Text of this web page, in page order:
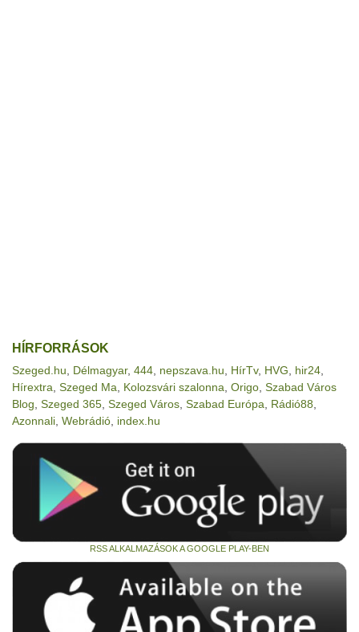
HÍRFORRÁSOK
Szeged.hu Délmagyar, 444 nepszava.hu HírTv, HVG hir24
Hírextra Szeged Ma Kolozsvári szalonna Origo Szabad Város
Blog Szeged 365 Szeged Város Szabad Európa Rádió88
Azonnali Webrádió index.hu
RSS ALKALMAZÁSOK A GOOGLE PLAY-BEN